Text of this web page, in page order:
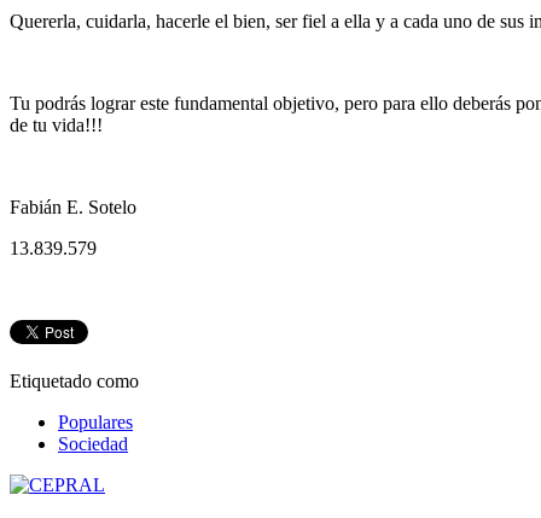
Quererla, cuidarla, hacerle el bien, ser fiel a ella y a cada uno de sus
Tu podrás lograr este fundamental objetivo, pero para ello deberás
de tu vida!!!
Fabián E. Sotelo
13.839.579
Etiquetado como
Populares
Sociedad